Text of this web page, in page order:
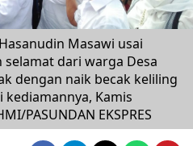
Masawi usai
dari warga Desa
dengan naik becak keliling
Kamis
PASUNDAN EKSPRES